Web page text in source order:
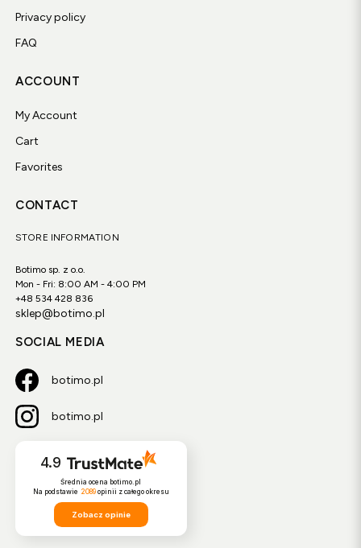
Privacy policy
FAQ
ACCOUNT
My Account
Cart
Favorites
CONTACT
STORE INFORMATION
Botimo sp. z o.o.
Mon - Fri: 8:00 AM - 4:00 PM
+48 534 428 836
sklep@botimo.pl
SOCIAL MEDIA
botimo.pl
botimo.pl
4.9
Średnia ocena botimo.pl
Na podstawie 2089opinii z całego okresu
Zobacz opinie